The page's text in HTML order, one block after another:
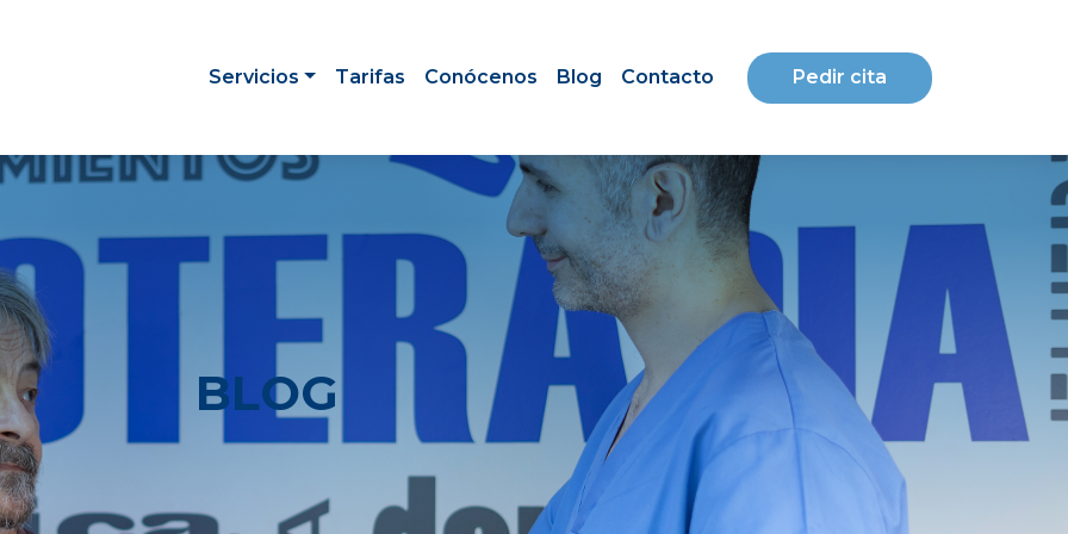
Servicios Tarifas Conócenos Blog Contacto Pedir cita
BLOG